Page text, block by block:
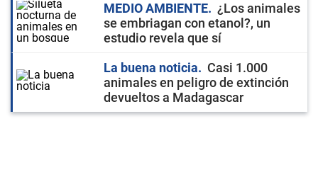
MEDIO AMBIENTE
¿Los animales
se embriagan con etanol?, un
estudio revela que sí
La buena noticia
Casi 1.000
animales en peligro de extinción
devueltos a Madagascar